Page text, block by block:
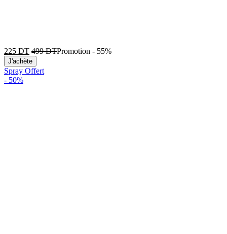
225 DT 499DTPromotion - 55%
J'achète
Spray Offert
- 50%